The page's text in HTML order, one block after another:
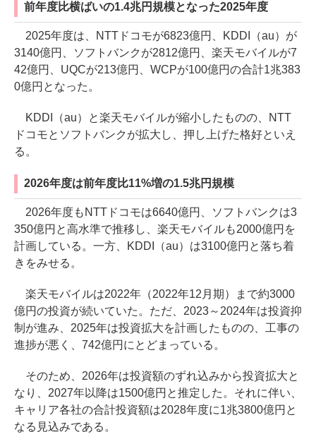
前年度比横ばいの1.4兆円規模となった2025年度
2025年度は、NTTドコモが6823億円、KDDI（au）が
3140億円、ソフトバンクが2812億円、楽天モバイルが7
42億円、UQCが213億円、WCPが100億円の合計1兆383
0億円となった。
KDDI（au）と楽天モバイルが縮小したものの、NTT
ドコモとソフトバンクが拡大し、押し上げた格好といえ
る。
2026年度は前年度比11%増の1.5兆円規模
2026年度もNTTドコモは6640億円、ソフトバンクは3
350億円と高水準で推移し、楽天モバイルも2000億円を
計画している。一方、KDDI（au）は3100億円と落ち着
きをみせる。
楽天モバイルは2022年（2022年12月期）まで約3000
億円の投資が続いていた。ただ、2023～2024年は投資抑
制が進み、2025年は投資拡大を計画したものの、工事の
進捗が悪く、742億円にとどまっている。
そのため、2026年は投資額のずれ込みから投資拡大と
なり、2027年以降は1500億円と推定した。それに伴い、
キャリア各社の合計投資額は2028年度に1兆3800億円と
なる見込みである。